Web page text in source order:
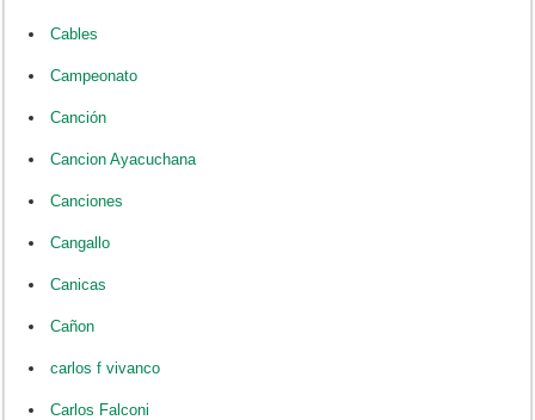
Cables
Campeonato
Canción
Cancion Ayacuchana
Canciones
Cangallo
Canicas
Cañon
carlos f vivanco
Carlos Falconi